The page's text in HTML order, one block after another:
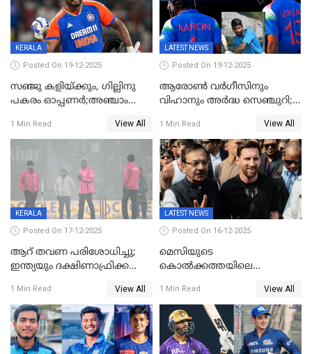
KERALA
Posted On 19-12-2025
സഞ്ജു കളിയ്ക്കും, ഗില്ലിനു
പകരം ഓപ്പണർ;അഞ്ചാം
മാറ്റം
1 Min Read View All
LATEST NEWS
Posted On 19-12-2025
ആരോൺ വർഗീസിനും
വിഹാനും അർദ്ധ സെഞ്ചുറി;
ഇന്ത്യ ഫൈനലിൽ
1 Min Read View All
KERALA
Posted On 17-12-2025
ആറ് തവണ പരിശോധിച്ചു;
ഇന്ത്യയും ദക്ഷിണാഫ്രിക്കയും
ഉപേക്ഷിച്ചു
1 Min Read View All
LATEST NEWS
Posted On 16-12-2025
മെസിയുടെ
കൊൽക്കത്തയിലെ
സംഘർഷം: കായിക മന്ത്രി
അരൂപ് ബിശ്വാസ് രാജിവച്ചു
1 Min Read View All